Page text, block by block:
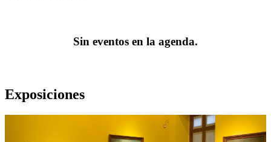
Sin eventos en la agenda.
Exposiciones